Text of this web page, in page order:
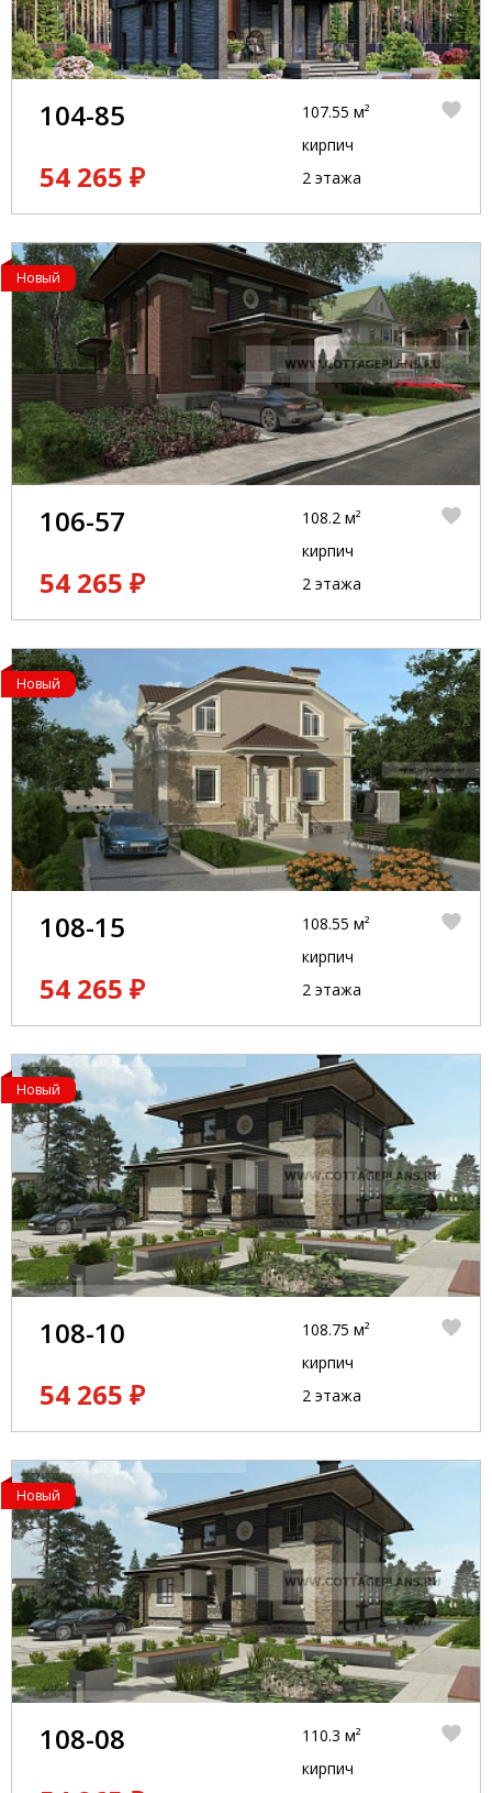
104-85
54 265 ₽
107.55 м²
кирпич
2 этажа
Новый
106-57
54 265 ₽
108.2 м²
кирпич
2 этажа
Новый
108-15
54 265 ₽
108.55 м²
кирпич
2 этажа
Новый
108-10
54 265 ₽
108.75 м²
кирпич
2 этажа
Новый
108-08
110.3 м²
кирпич